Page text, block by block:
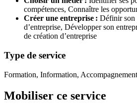
compétences, Connaître les
Créer une entreprise : Définir son
d’entreprise, Développer son
de création d’entreprise
Type de service
Formation, Information,
Mobiliser ce service